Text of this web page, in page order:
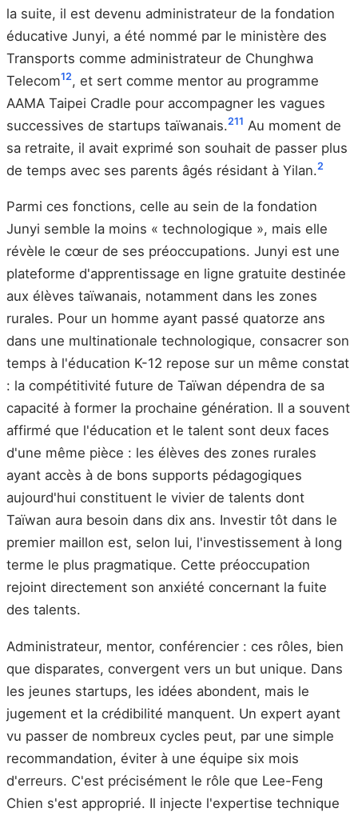
la suite, il est devenu administrateur de la fondation
éducative Junyi, a été nommé par le ministère des
Transports comme administrateur de Chunghwa
Telecom12, et sert comme mentor au programme
AAMA Taipei Cradle pour accompagner les vagues
successives de startups taïwanais.211 Au moment de
sa retraite, il avait exprimé son souhait de passer plus
de temps avec ses parents âgés résidant à Yilan.2
Parmi ces fonctions, celle au sein de la fondation
Junyi semble la moins « technologique », mais elle
révèle le cœur de ses préoccupations. Junyi est une
plateforme d'apprentissage en ligne gratuite destinée
aux élèves taïwanais, notamment dans les zones
rurales. Pour un homme ayant passé quatorze ans
dans une multinationale technologique, consacrer son
temps à l'éducation K-12 repose sur un même constat
: la compétitivité future de Taïwan dépendra de sa
capacité à former la prochaine génération. Il a souvent
affirmé que l'éducation et le talent sont deux faces
d'une même pièce : les élèves des zones rurales
ayant accès à de bons supports pédagogiques
aujourd'hui constituent le vivier de talents dont
Taïwan aura besoin dans dix ans. Investir tôt dans le
premier maillon est, selon lui, l'investissement à long
terme le plus pragmatique. Cette préoccupation
rejoint directement son anxiété concernant la fuite
des talents.
Administrateur, mentor, conférencier : ces rôles, bien
que disparates, convergent vers un but unique. Dans
les jeunes startups, les idées abondent, mais le
jugement et la crédibilité manquent. Un expert ayant
vu passer de nombreux cycles peut, par une simple
recommandation, éviter à une équipe six mois
d'erreurs. C'est précisément le rôle que Lee-Feng
Chien s'est approprié. Il injecte l'expertise technique